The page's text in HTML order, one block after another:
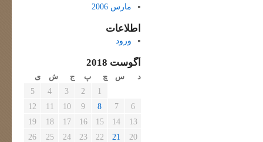
مارس 2006
اطلاعات
ورود
آگوست 2018
د س چ پ ج ش ی
1
2
3
4
5
6
7
8
9
10
11
12
13
14
15
16
17
18
19
20
21
22
23
24
25
26